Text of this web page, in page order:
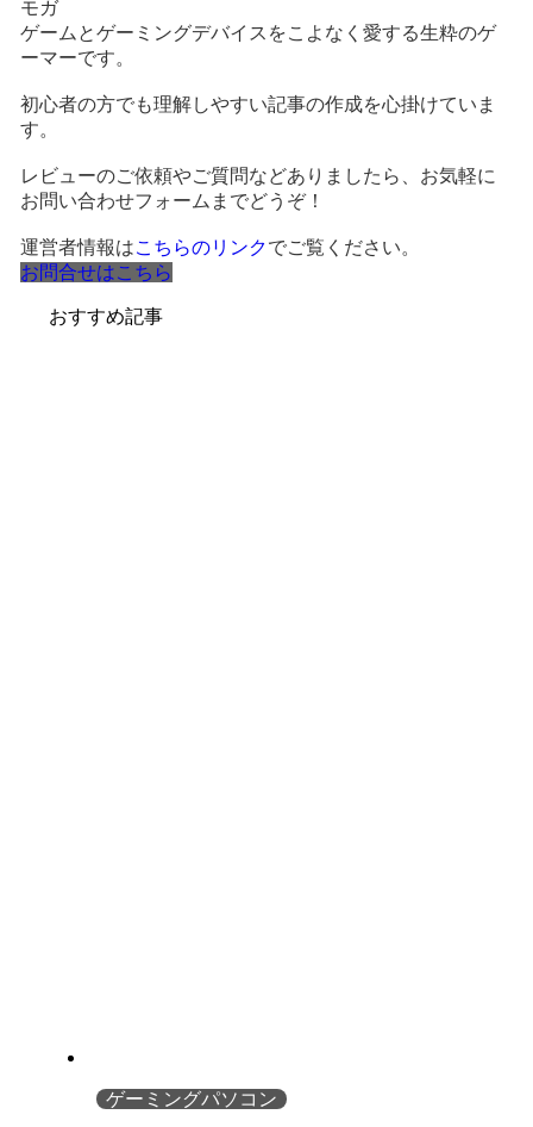
モガ
ゲームとゲーミングデバイスをこよなく愛する生粋のゲ
ーマーです。
初心者の方でも理解しやすい記事の作成を心掛けていま
す。
レビューのご依頼やご質問などありましたら、お気軽に
お問い合わせフォームまでどうぞ！
運営者情報はこちらのリンクでご覧ください。
お問合せはこちら
おすすめ記事
ゲーミングパソコン